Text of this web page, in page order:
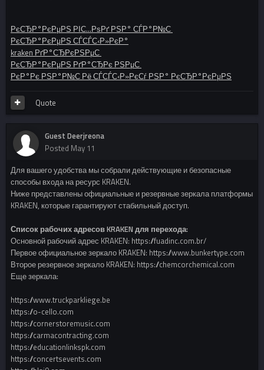
РєСЂР°РєРµРЅ РІС…РѕРґ РЅР° СЃР°Р№С‚
РєСЂР°РєРµРЅ СЃСЃС‹Р»РєР°
kraken РґР°СЂРєРЅРµС‚
РєСЂР°РєРµРЅ РґР°СЂРє РЅРµС‚
РєР°Рє РЅР°Р№С‚Рё СЃСЃС‹Р»РєСѓ РЅР° РєСЂР°РєРµРЅ
Quote
Guest Deerjreona
Posted May 11
Для вашего удобства мы собрали действующие и безопасные
способы входа на ресурс KRAKEN.
Ниже представлены официальные и резервные зеркала платформы
KRAKEN, которые гарантируют стабильный доступ.
Список рабочих адресов KRAKEN для перехода:
Основной рабочий адрес KRAKEN: https://fuadinc.com.br/
Первое официальное зеркало KRAKEN: https://www.bunkertype.com
Второе резервное зеркало KRAKEN: https://chemcorchemical.com
Еще зеркала:
https://www.truckparkliege.be
https://o-cello.com
https://cornerstoremusic.com
https://carmacontracting.com
https://educationlinkspk.com
https://concertsevents.com